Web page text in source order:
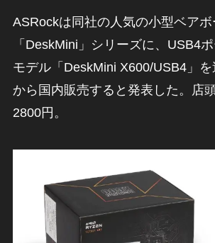
ASRockは同社の人気の小型ベアボ
「DeskMini」シリーズに、USB4
モデル「DeskMini X600/USB4」
から国内販売すると発表した。店
2800円。